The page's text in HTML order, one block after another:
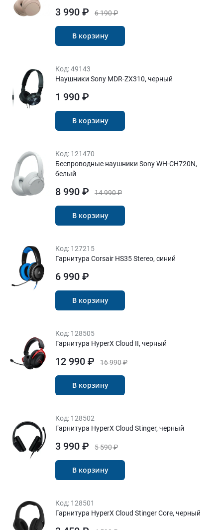
6 190 ₽
3 990 ₽
В корзину
Код:49143
Наушники Sony MDR-ZX310, черный
1 990 ₽
В корзину
Код: 121470
Беспроводные наушники Sony WH-CH720N,
белый
14 990 ₽
8 990 ₽
В корзину
Код: 127215
Гарнитура Corsair HS35 Stereo, синий
6 990 ₽
В корзину
Код: 128505
Гарнитура HyperX Cloud II, черный
16 990 ₽
12 990 ₽
В корзину
Код: 128502
Гарнитура HyperX Cloud Stinger, черный
5 590 ₽
3 990 ₽
В корзину
Код: 128501
Гарнитура HyperX Cloud Stinger Core, черный